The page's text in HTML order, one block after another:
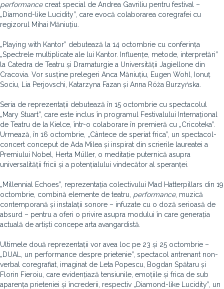
performancecreat special de Andrea Gavriliu pentru festival –
„Diamond-like Lucidity”, care evocă colaborarea coregrafei cu
regizorul Mihai Măniuțiu.
„Playing with Kantor” debutează la 14 octombrie cu conferința
„Spectrele multiplicate ale lui Kantor. Influențe, metode, interpretări”
la Catedra de Teatru și Dramaturgie a Universității Jagiellone din
Cracovia. Vor susține prelegeri Anca Măniuțiu, Eugen Wohl, Ionuț
Sociu, Lia Perjovschi, Katarzyna Fazan și Anna Róża Burzyńska.
Seria de reprezentații debutează în 15 octombrie cu spectacolul
„Mary Stuart”, care este inclus în programul Festivalului Internațional
de Teatru de la Kielce, într-o colaborare în premieră cu „Cricoteka”.
Urmează, în 16 octombrie, „Cântece de speriat frica”, un spectacol-
concert conceput de Ada Milea și inspirat din scrierile laureatei a
Premiului Nobel, Herta Müller, o meditație puternică asupra
universalității fricii și a potențialului vindecător al speranței.
„Millennial Echoes”, reprezentația colectivului Mad Hatterpillars din 19
octombrie, combină elemente de teatru, performance, muzică
contemporană și instalații sonore – infuzate cu o doză serioasă de
absurd – pentru a oferi o privire asupra modului în care generația
actuală de artiști concepe arta avangardistă.
Ultimele două reprezentații vor avea loc pe 23 și 25 octombrie –
„DUAL, un performance despre prietenie”, spectacol antrenant non-
verbal coregrafiat, imaginat de Leta Popescu, Bogdan Spătaru și
Florin Fieroiu, care evidențiază tensiunile, emoțiile și frica de sub
aparența prieteniei și încrederii, respectiv „Diamond-like Lucidity”, un